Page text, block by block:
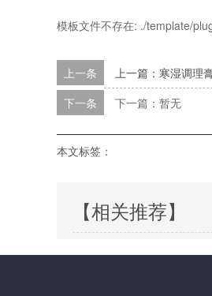
模板文件不存在: ./template/
上一条
上一篇：寒湿调理
下一条
下一篇：暂无
本文标签：
【相关推荐】